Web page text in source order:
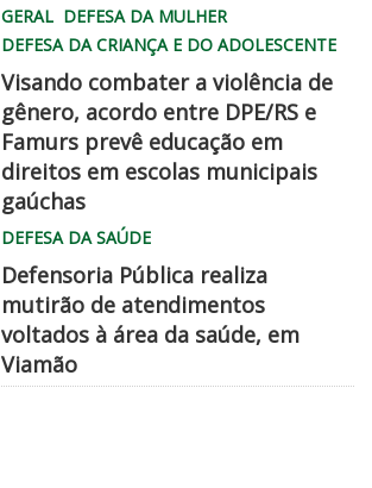
GERAL DEFESA DA MULHER
DEFESA DA CRIANÇA E DO ADOLESCENTE
Visando combater a violência de
gênero, acordo entre DPE/RS e
Famurs prevê educação em
direitos em escolas municipais
gaúchas
DEFESA DA SAÚDE
Defensoria Pública realiza
mutirão de atendimentos
voltados à área da saúde, em
Viamão